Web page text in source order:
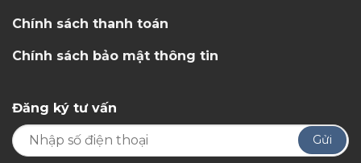
Chính sách thanh toán
Chính sách bảo mật thông tin
Đăng ký tư vấn